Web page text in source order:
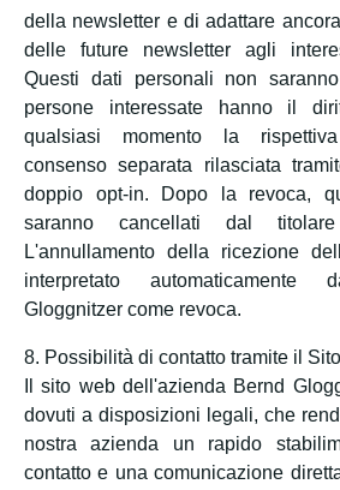
della newsletter e di adattare
delle future newsletter agli
Questi dati personali non
persone interessate hanno il
qualsiasi momento la
consenso separata rilasciata
doppio opt-in. Dopo la revoca,
saranno cancellati dal
L'annullamento della ricezione
interpretato automaticamente
Gloggnitzer come revoca.
8. Possibilità di contatto tramite il
Il sito web dell'azienda Bernd
dovuti a disposizioni legali, che
nostra azienda un rapido
contatto e una comunicazione